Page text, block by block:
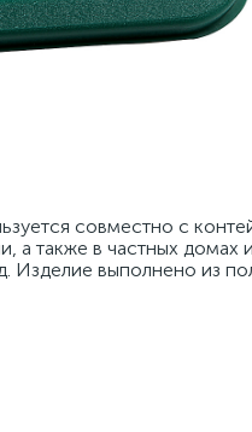
совместно с
а также в частных
Изделие выполнено из